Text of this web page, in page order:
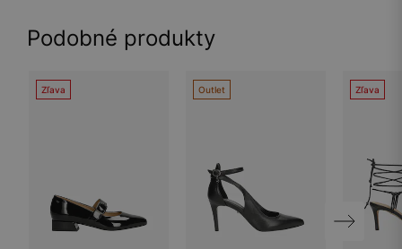
Podobné produkty
Zľava Outlet Zľava